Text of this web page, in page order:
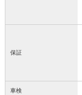
保証
車検